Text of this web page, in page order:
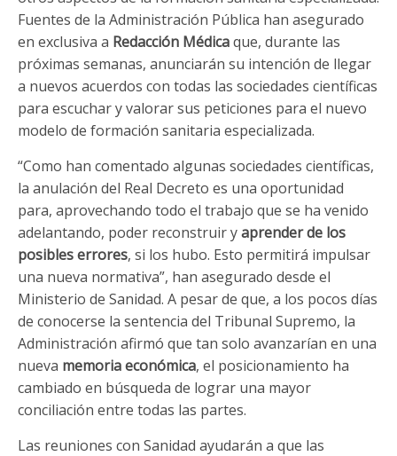
Fuentes de la Administración Pública han asegurado
en exclusiva a Redacción Médicaque, durante las
próximas semanas, anunciarán su intención de llegar
a nuevos acuerdos con todas las sociedades científicas
para escuchar y valorar sus peticiones para el nuevo
modelo de formación sanitaria especializada.
“Como han comentado algunas sociedades científicas,
la anulación del Real Decreto es una oportunidad
para, aprovechando todo el trabajo que se ha venido
adelantando, poder reconstruir yaprender de los
posibles errores, si los hubo. Esto permitirá impulsar
una nueva normativa”, han asegurado desde el
Ministerio de Sanidad. A pesar de que, a los pocos días
de conocerse la sentencia del Tribunal Supremo, la
Administración afirmó que tan solo avanzarían en una
nueva memoria económica, el posicionamiento ha
cambiado en búsqueda de lograr una mayor
conciliación entre todas las partes.
Las reuniones con Sanidad ayudarán a que las